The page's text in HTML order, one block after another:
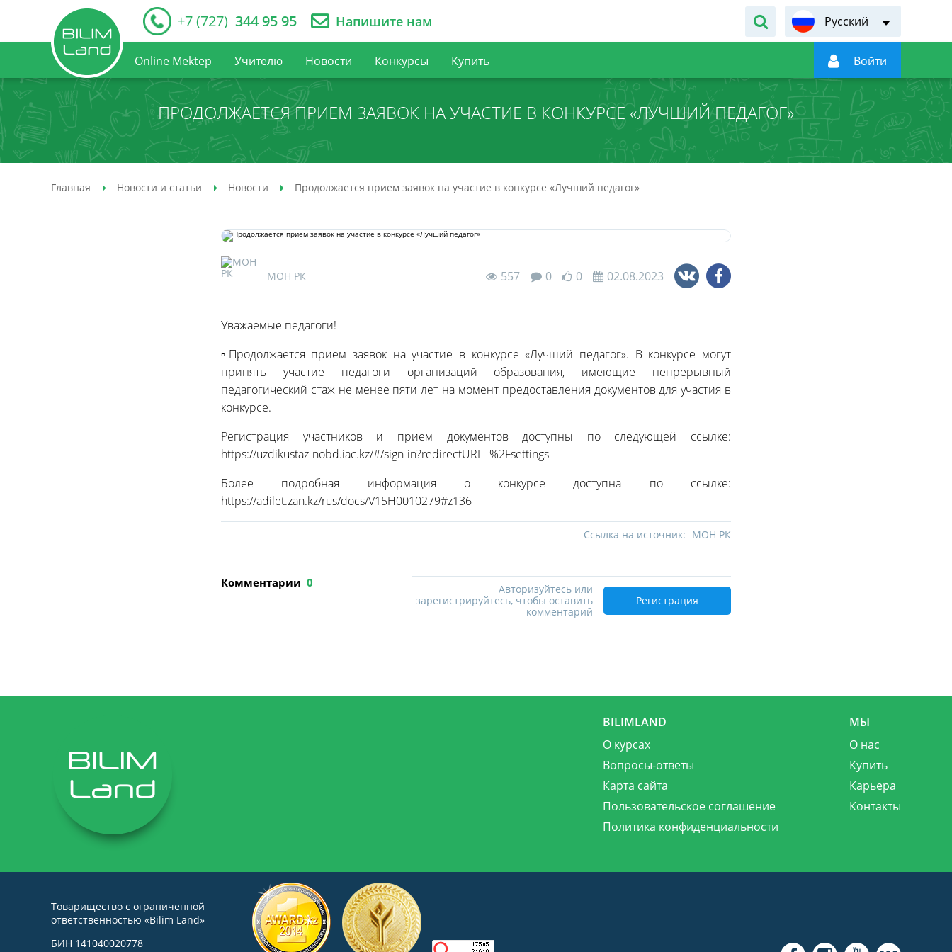
+7 (727) 344 95 95 Напишите нам Русский
Online Mektep Учителю Новости Конкурсы Купить  Войти
ПРОДОЛЖАЕТСЯ ПРИЕМ ЗАЯВОК НА УЧАСТИЕ В КОНКУРСЕ «ЛУЧШИЙ ПЕДАГОГ»
Главная Новости и статьи Новости Продолжается прием заявок на участие в конкурсе «Лучший педагог»
МОН РК 557 0 0 02.08.2023
Уважаемые педагоги!
▫️Продолжается прием заявок на участие в конкурсе «Лучший педагог». В конкурсе могут
принять участие педагоги организаций образования, имеющие непрерывный
педагогический стаж не менее пяти лет на момент предоставления документов для участия в
конкурсе.
Регистрация участников и прием документов доступны по следующей ссылке:
https://uzdikustaz-nobd.iac.kz/#/sign-in?redirectURL=%2Fsettings
Более подробная информация о конкурсе доступна по ссылке:
https://adilet.zan.kz/rus/docs/V15H0010279#z136
Ссылка на источник: МОН РК
Комментарии 0
Авторизуйтесь или
зарегистрируйтесь, чтобы оставить
комментарий
Регистрация
BILIMLAND
О курсах
Вопросы-ответы
Карта сайта
Пользовательское соглашение
Политика конфиденциальности
МЫ
О нас
Купить
Карьера
Контакты
Товарищество с ограниченной
ответственностью «Bilim Land»
БИН 141040020778